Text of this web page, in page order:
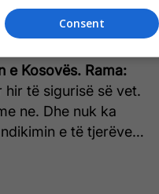
në derën e
e Kosovës. Rama:
hir të sigurisë së vet.
ne. Dhe nuk ka
e të tjerëve…
Consent